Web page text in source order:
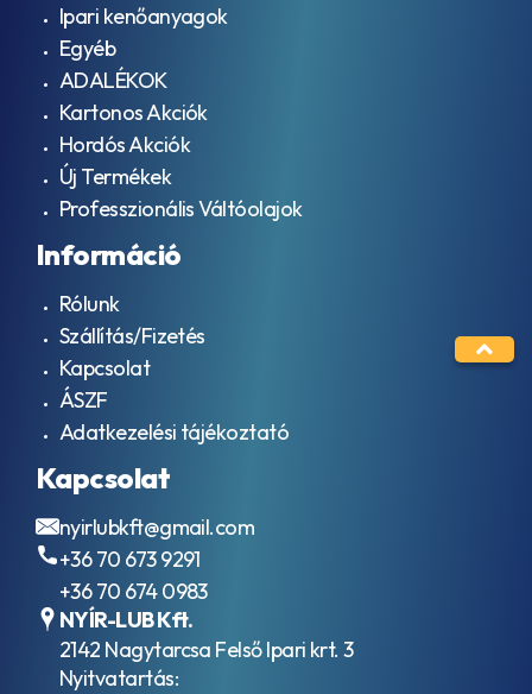
Ipari kenőanyagok
Egyéb
ADALÉKOK
Kartonos Akciók
Hordós Akciók
Új Termékek
Professzionális Váltóolajok
Információ
Rólunk
Szállítás/Fizetés
Kapcsolat
ÁSZF
Adatkezelési tájékoztató
Kapcsolat
nyirlubkft@gmail.com
+36 70 673 9291
+36 70 674 0983
NYÍR-LUB Kft.
2142 Nagytarcsa Felső Ipari krt. 3
Nyitvatartás: